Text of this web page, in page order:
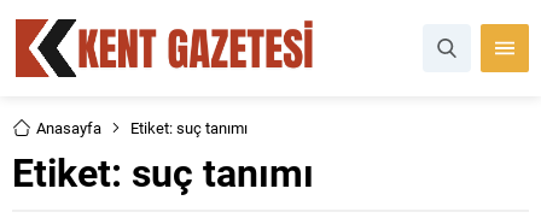
Anasayfa Etiket: suç tanımı
Etiket: suç tanımı